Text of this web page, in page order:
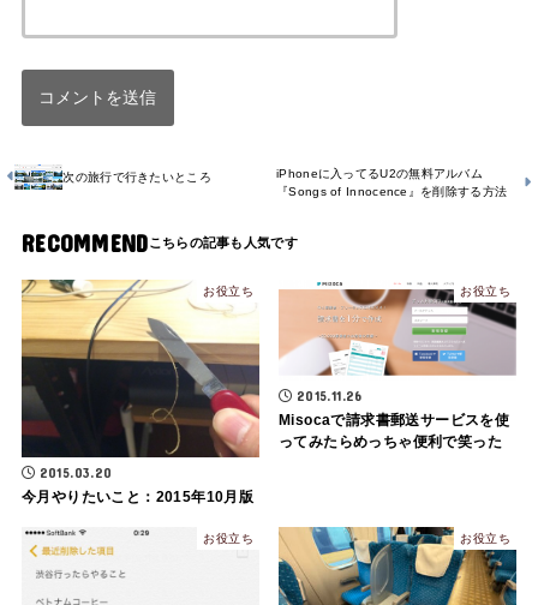
次の旅行で行きたいところ
iPhoneに入ってるU2の無料アルバム
『Songs of Innocence』を削除する方法
RECOMMEND
お役立ち
2015.03.20
今月やりたいこと：2015年10月版
お役立ち
2015.11.26
Misocaで請求書郵送サービスを使
ってみたらめっちゃ便利で笑った
お役立ち お役立ち